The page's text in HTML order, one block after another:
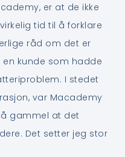
er at de ikke
tid til å forklare
råd om det er
en kunde som hadde
I stedet
var Macademy
gammel at det
Det setter jeg stor